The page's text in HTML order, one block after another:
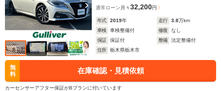
ヨコハマタイヤ
通常ローン 月々32,200円
年式 2019年 走行 3.8万km
車検
車検整備付 修復
なし
保証
保証付 整備
法定整備付
住所
栃木県栃木市
無
料
在庫確認・見積依頼
カーセンサーアフター保証がBプランに付いています